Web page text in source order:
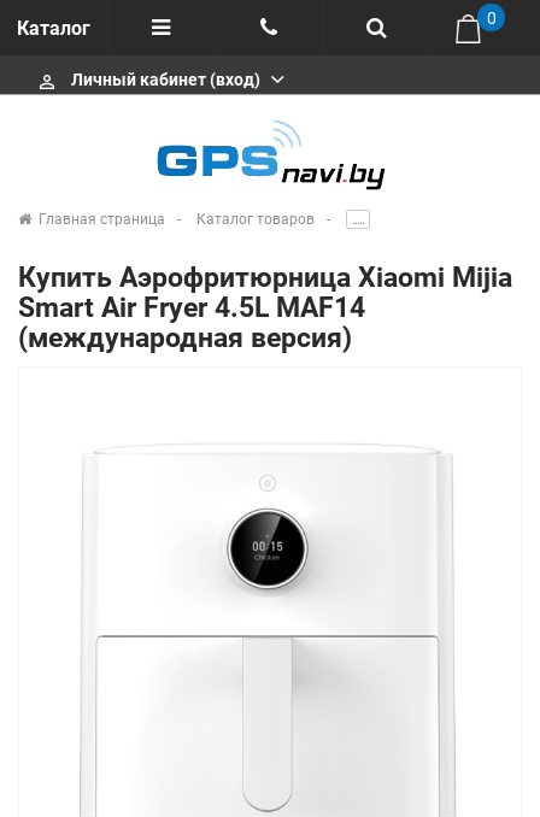
Каталог
Отзывы
+375 291646666
msa333
info@gpsnavi.by
0
perm_identity Личный кабинет (вход)
Главная страница Каталог товаров .....
Купить Аэрофритюрница Xiaomi Mijia
Smart Air Fryer 4.5L MAF14
(международная версия)